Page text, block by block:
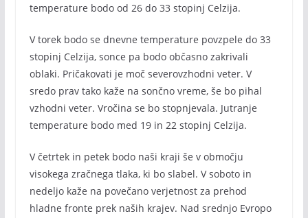
temperature bodo od 26 do 33 stopinj Celzija.
V torek bodo se dnevne temperature povzpele do 33
stopinj Celzija, sonce pa bodo občasno zakrivali
oblaki. Pričakovati je moč severovzhodni veter. V
sredo prav tako kaže na sončno vreme, še bo pihal
vzhodni veter. Vročina se bo stopnjevala. Jutranje
temperature bodo med 19 in 22 stopinj Celzija.
V četrtek in petek bodo naši kraji še v območju
visokega zračnega tlaka, ki bo slabel. V soboto in
nedeljo kaže na povečano verjetnost za prehod
hladne fronte prek naših krajev. Nad srednjo Evropo